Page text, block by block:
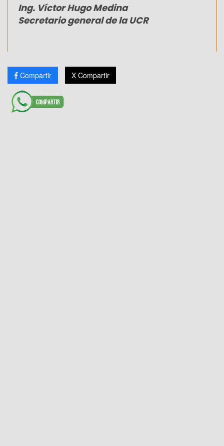
Ing. Víctor Hugo Medina
Secretario general de la UCR
Compartir X Compartir